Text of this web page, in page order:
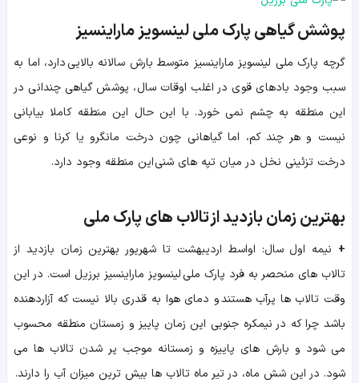
پوشش گیاهی پارک ملی لینسویز ماراینسیز
گرچه پارک ملی لینسویز ماراینسیز متوسط بارش سالانه بالایی دارد، اما به
سبب وجود بادهای قوی در اغلب اوقات سال، پوشش گیاهی چندانی در
این منطقه به چشم نمی خورد. با این حال این منطقه کاملا بیابانی
نیست و هر چند کم، اما گیاهانی چون درخت مانگرو یا کرنا و نوعی
درخت تزئینی نخل در میان تپه های شنی این منطقه وجود دارد.
بهترین زمان بازدید از تالاب های پارک ملی
+ نیمه اول سال: اواسط اردیبهشت تا شهریور بهترین زمان بازدید از
تالاب های منحصر به فرد پارک ملی لینسویز ماراینسیز برزیل است. در این
وقت تالاب ها پرآب هستند و دمای هوا به قدری بالا نیست که آزاردهنده
باشد چرا که در نیمکره جنوبی این زمان پاییز و زمستان منطقه محسوب
می شود و بارش های پاییزه و زمستانه موجب پر شدن تالاب ها می
شود. در این شش ماه، در تیر ماه تالاب ها بیش ترین میزان آب را دارند.